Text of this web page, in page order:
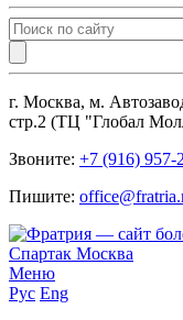
г. Москва, м.
стр.2 (ТЦ "Глобал
Звоните: +7 (916) 957-
Пишите:
Меню
Рус Eng